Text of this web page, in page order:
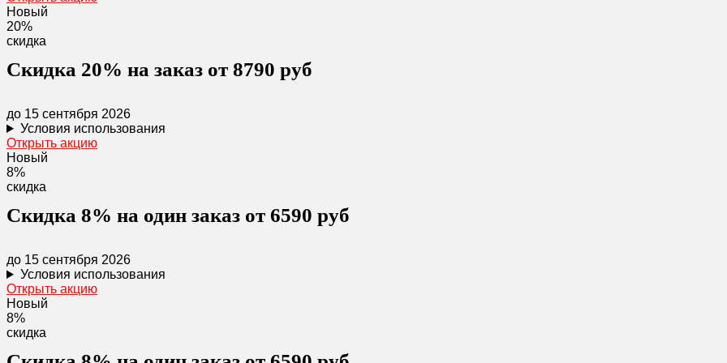
Новый
20%
скидка
Скидка 20% на заказ от 8790 руб
до 15 сентября 2026
Условия использования
Открыть акцию
Новый
8%
скидка
Скидка 8% на один заказ от 6590 руб
до 15 сентября 2026
Условия использования
Открыть акцию
Новый
8%
скидка